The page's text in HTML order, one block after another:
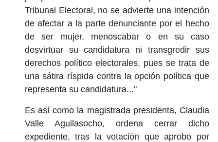
Tribunal Electoral, no se advierte una intención
de afectar a la parte denunciante por el hecho
de ser mujer, menoscabar o en su caso
desvirtuar su candidatura ni transgredir sus
derechos político electorales, pues se trata de
una sátira ríspida contra la opción política que
representa su candidatura..."
Es así como la magistrada presidenta, Claudia
Valle Aguilasocho, ordena cerrar dicho
expediente, tras la votación que aprobó por